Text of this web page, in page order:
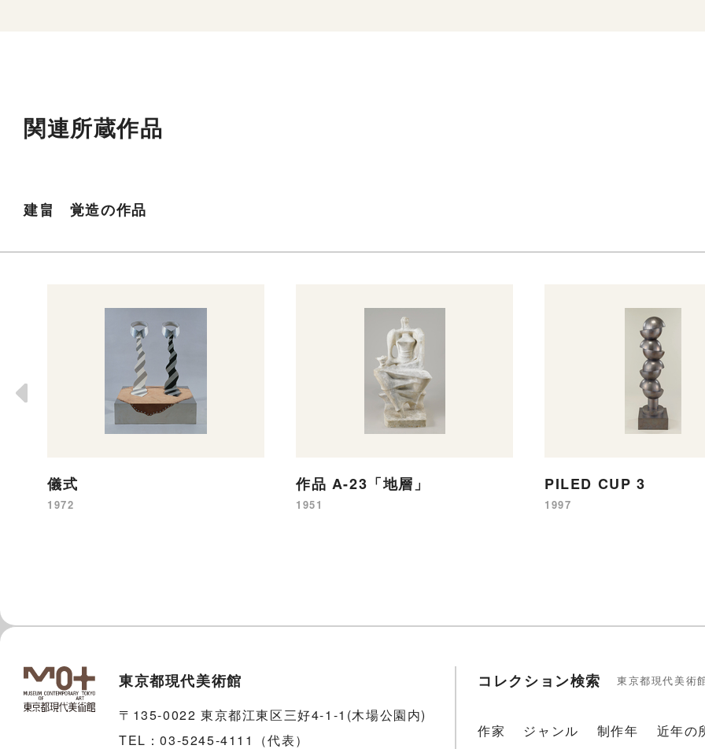
関連所蔵作品
建畠 覚造の作品
儀式
1972
作品 A-23「地層」
1951
PILED CUP 3
1997
東京都現代美術館
〒135-0022 東京都江東区三好4-1-1(木場公園内)
TEL：03-5245-4111（代表）
コレクション検索 東京都現代美術
作家 ジャンル 制作年 近年の